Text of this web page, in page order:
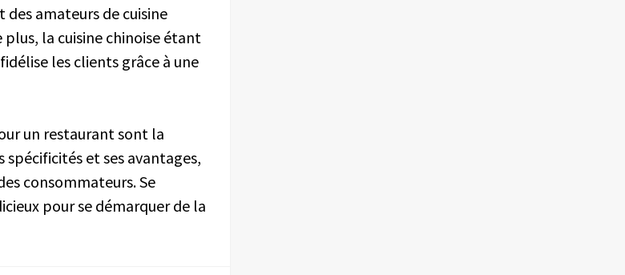
amateurs de cuisine
plus, la cuisine chinoise étant
les clients grâce à une
un restaurant sont la
spécificités et ses avantages,
consommateurs. Se
pour se démarquer de la